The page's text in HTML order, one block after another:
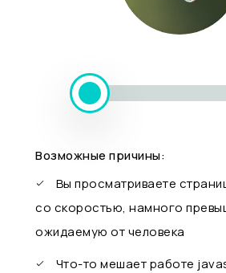
Возможные причины:
Вы просматриваете
со скоростью, намного
ожидаемую от человека
Что-то мешает работе